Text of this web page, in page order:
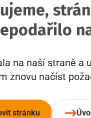
na naší straně a
znovu načíst
stránku